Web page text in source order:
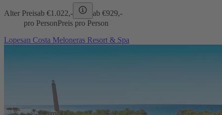
Alter Preisab €1.022,- ab €929,-
pro PersonPreis pro Person
Lopesan Costa Meloneras Resort & Spa